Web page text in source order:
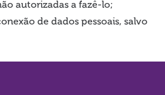
autorizadas a fazê-lo;
de dados pessoais, salvo